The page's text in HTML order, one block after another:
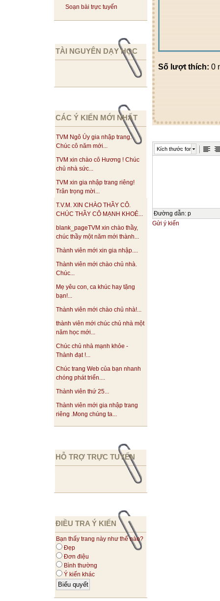
Soạn bài trực tuyến
TÀI NGUYÊN DẠY HỌC
CÁC Ý KIẾN MỚI NHẤT
TVM Ngô Úy gia nhập trang.
Chúc cô năm mới...
TVM xin chào cô Hương ! Chúc
chủ nhà sức...
TVM xin gia nhập trang riêng!
Trân trọng mời...
T.V.M. XIN CHÀO THẦY CÔ.
CHÚC THẦY CÔ MẠNH KHOẺ...
blank_pageTVM xin chào thầy,
chúc thầy một năm mới thành...
Thành viên mới xin gia nhập....
Thành viên mới chào chủ nhà.
Chúc...
Mẹ yêu con, ca khúc hay tặng
bạn!...
Thành viên mới chào chủ nhà!...
thành viên mới chúc chủ nhà một
năm học mới...
Chúc chủ nhà mạnh khỏe -
Thành đạt !...
Chúc trang Web của bạn nhanh
chóng phát triển....
Thành viên thứ 25...
Thành viên mới gia nhập trang
riêng .Mong chúng ta...
HỖ TRỢ TRỰC TUYẾN
ĐIỀU TRA Ý KIẾN
Bạn thấy trang này như thế nào?
Đẹp
Đơn điệu
Bình thường
Ý kiến khác
Số lượt thích: 0
Kích thước font
Đường dẫn: p
Gửi ý kiến